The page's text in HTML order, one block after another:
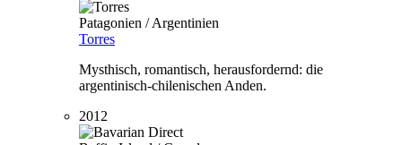
Patagonien / Argentinien
Torres
Mysthisch, romantisch, herausfordernd: die
argentinisch-chilenischen Anden.
2012